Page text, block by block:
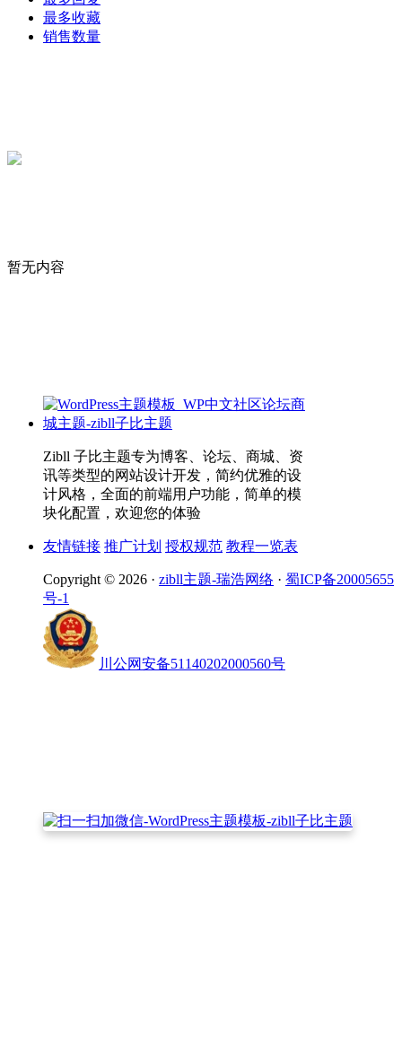
最多收藏
销售数量
暂无内容
Zibll 子比主题专为博客、论坛、商城、资
讯等类型的网站设计开发，简约优雅的设
计风格，全面的前端用户功能，简单的模
块化配置，欢迎您的体验
友情链接 推广计划 授权规范 教程一览表
Copyright © 2026 · zibll主题-瑞浩网络 · 蜀ICP备20005655
号-1
川公网安备51140202000560号